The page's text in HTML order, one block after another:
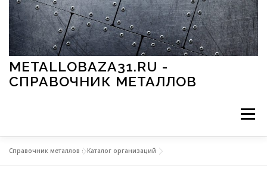
Перейти к содержимому
METALLOBAZA31.RU -
СПРАВОЧНИК МЕТАЛЛОВ
Меню
Справочник металлов »Каталог организаций